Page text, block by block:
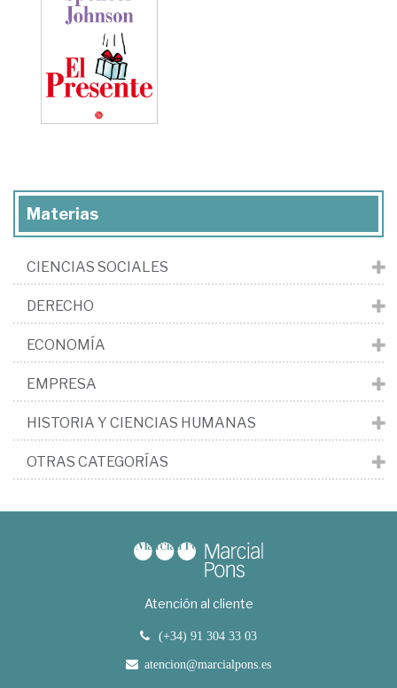
Materias
CIENCIAS SOCIALES
DERECHO
ECONOMÍA
EMPRESA
HISTORIA Y CIENCIAS HUMANAS
OTRAS CATEGORÍAS
Atención al cliente
(+34) 91 304 33 03
atencion@marcialpons.es